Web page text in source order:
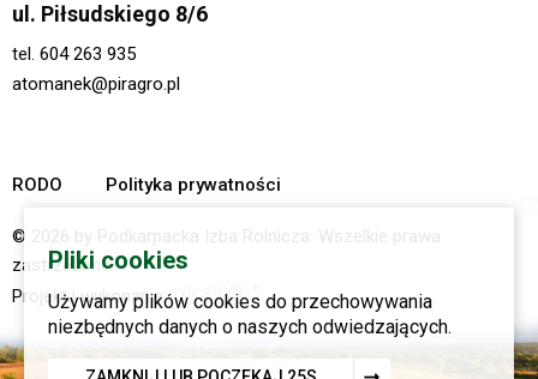
ul. Piłsudskiego 8/6
tel. 604 263 935
atomanek@piragro.pl
RODO Polityka prywatności
© 2026 by Podkarpacka Izba Rolnicza. Wszelkie prawa
zastrzeżone.
Projekt i wykonanie:
Pliki cookies
Używamy plików cookies do przechowywania
niezbędnych danych o naszych odwiedzających.